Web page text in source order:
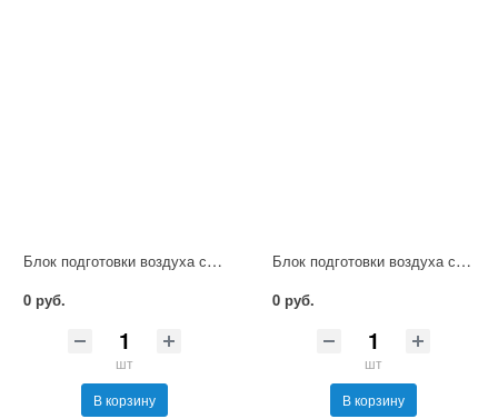
Блок подготовки воздуха со встроенным манометром П-ФРКВ-4
0 руб.
шт
В корзину
Блок подготовки воздуха со встроенным манометром П-ФРКВ-10
0 руб.
шт
В корзину